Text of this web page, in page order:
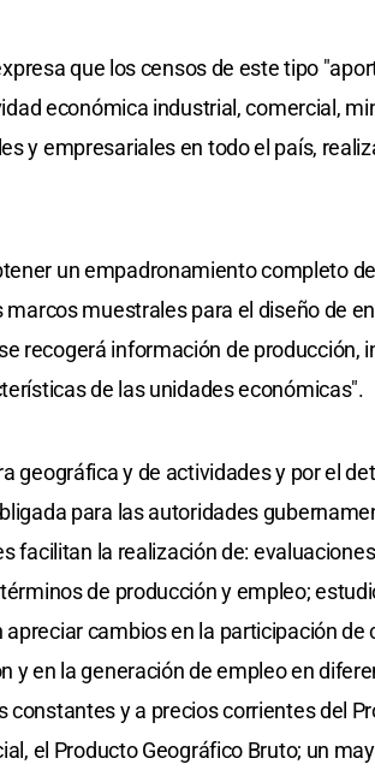
que los censos de este tipo
económica industrial, comercial,
y empresariales en todo el país,
un empadronamiento completo
marcos muestrales para el diseño de
recogerá información de producción,
de las unidades económicas".
geográfica y de actividades y por el
para las autoridades
facilitan la realización de:
de producción y empleo;
cambios en la participación de
y en la generación de empleo en
constantes y a precios corrientes del
el Producto Geográfico Bruto; un